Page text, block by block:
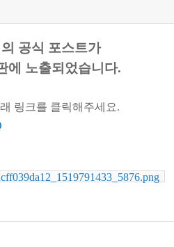
공식 포스트가
에 노출되었습니다.
링크를 클릭해주세요.